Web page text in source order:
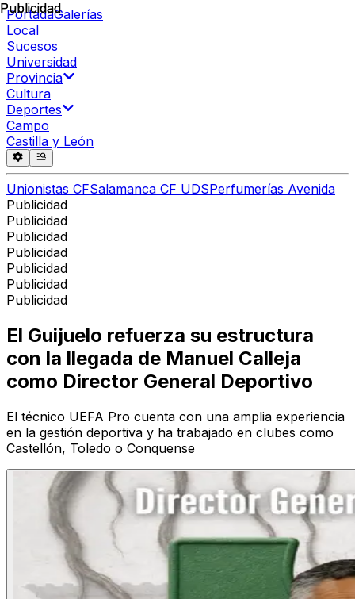
PortadaGalerías
Local
Sucesos
Universidad
Provincia
Cultura
Deportes
Campo
Castilla y León
Unionistas CFSalamanca CF UDSPerfumerías Avenida
Publicidad
Publicidad
Publicidad
Publicidad
Publicidad
Publicidad
Publicidad
Publicidad
El Guijuelo refuerza su estructura
con la llegada de Manuel Calleja
como Director General Deportivo
El técnico UEFA Pro cuenta con una amplia experiencia
en la gestión deportiva y ha trabajado en clubes como
Castellón, Toledo o Conquense
Publicidad